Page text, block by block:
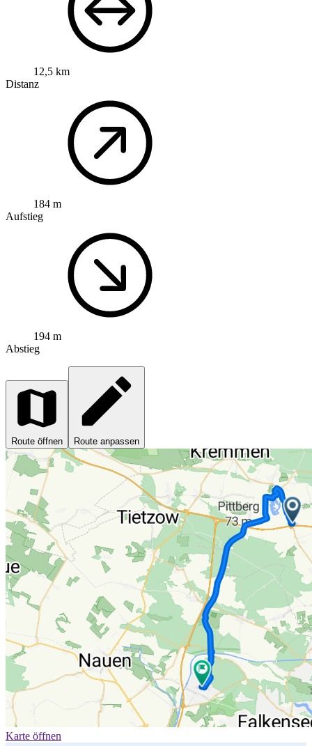
12,5 km
Distanz
184 m
Aufstieg
194 m
Abstieg
Route öffnen Route anpassen
Karte öffnen